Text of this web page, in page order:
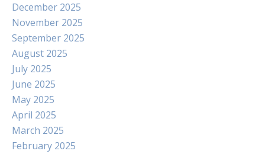
December 2025
November 2025
September 2025
August 2025
July 2025
June 2025
May 2025
April 2025
March 2025
February 2025